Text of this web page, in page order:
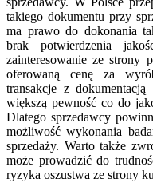
takiego dokumentu przy
ma prawo do dokonania
brak potwierdzenia
zainteresowanie ze strony
oferowaną cenę za
transakcje z
większą pewność co do
Dlatego sprzedawcy
możliwość wykonania
sprzedaży. Warto także
może prowadzić do
ryzyka oszustwa ze strony